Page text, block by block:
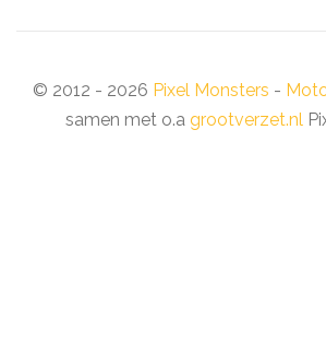
© 2012 - 2026 Pixel Monsters -
samen met o.a grootverzet.nl